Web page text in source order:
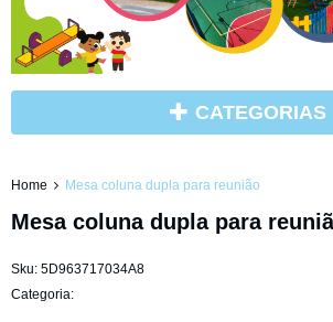
CATEGORIAS
Home Mesa coluna dupla para reunião
Mesa coluna dupla para
Sku: 5D963717034A8
Categoria: